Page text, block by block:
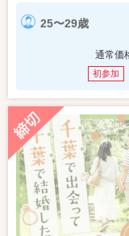
25〜29歳
通常価
初参加